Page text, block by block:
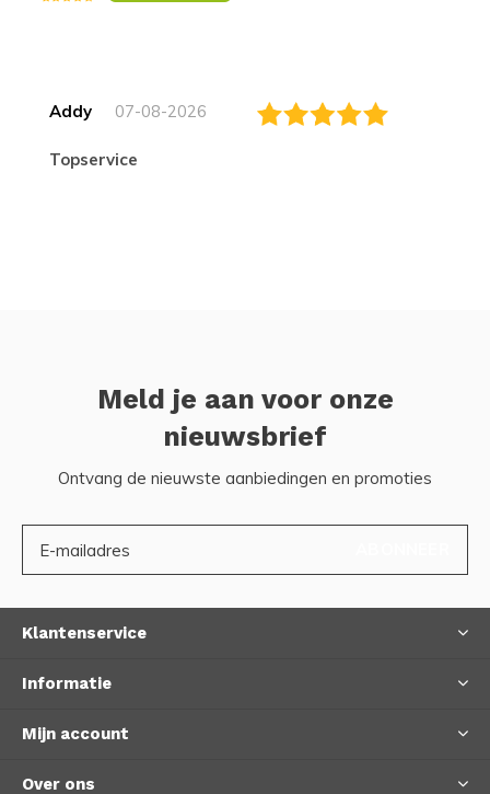
Addy 07-08-2026
topservice
Meld je aan voor onze
nieuwsbrief
Ontvang de nieuwste aanbiedingen en promoties
Klantenservice
Informatie
Mijn account
Over ons